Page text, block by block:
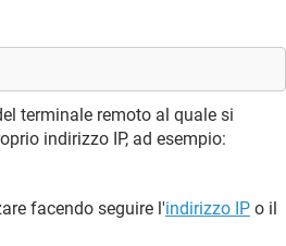
terminale remoto al quale si
indirizzo IP, ad esempio:
facendo seguire l'indirizzo IP o il